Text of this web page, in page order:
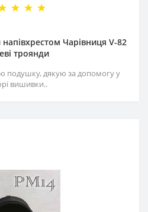
Чарівниця V-82
троянди
подушку, дякую за допомогу у
вишивки..